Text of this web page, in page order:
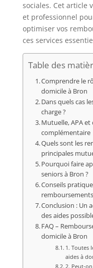
sociales. Cet article
et professionnel
optimiser vos
ces services
Table des
Comprendre le
domicile à Bron
Dans quels cas
charge ?
Mutuelle, APA
complémentaire
Quels sont les
principales
Pourquoi faire
seniors à Bron ?
Conseils
remboursements
Conclusion : Un
des aides
FAQ –
domicile à Bron
1. Toutes
aides à
2. Peut-